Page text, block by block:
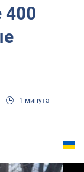
400
1 минута